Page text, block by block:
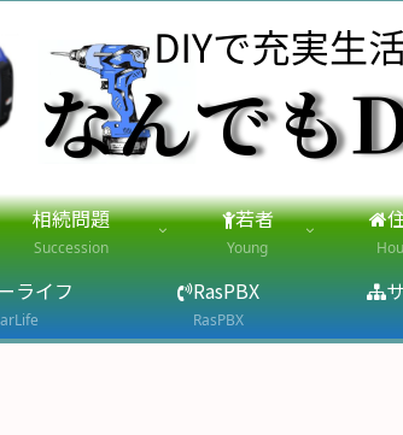
相続問題
Succession
若者
Young
ライフ RasPBX
RasPBX